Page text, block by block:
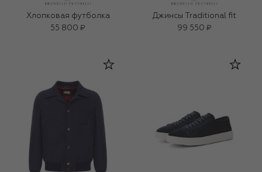
Хлопковая футболка
55 800 ₽
Джинсы Traditional fit
99 550 ₽